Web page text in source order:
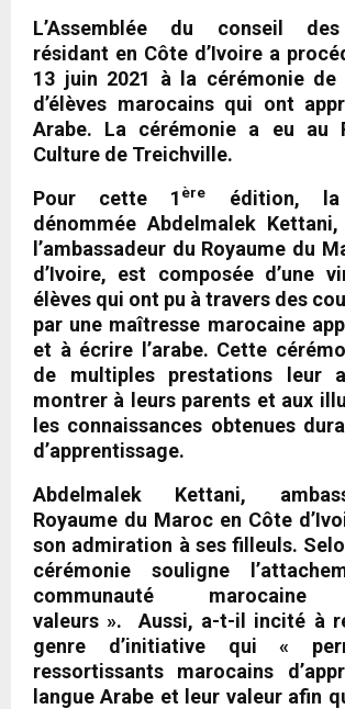
L’Assemblée du conseil
résidant en Côte d’Ivoire a
13 juin 2021 à la cérémonie de
d’élèves marocains qui ont
Arabe. La cérémonie a eu au
Culture de Treichville.
Pour cette 1 ère
édition, la
dénommée Abdelmalek
l’ambassadeur du Royaume du
d’Ivoire, est composée d’une
élèves qui ont pu à travers des
par une maîtresse marocaine
et à écrire l’arabe. Cette
de multiples prestations leur
montrer à leurs parents et aux
les connaissances obtenues
d’apprentissage.
Abdelmalek Kettani,
Royaume du Maroc en Côte
son admiration à ses filleuls.
cérémonie souligne
communauté
valeurs ». Aussi, a-t-il incité à
genre d’initiative qui «
ressortissants marocains
langue Arabe et leur valeur afin